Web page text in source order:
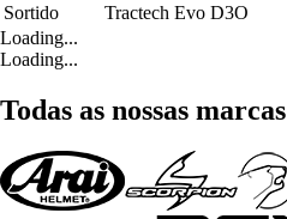
Sortido
Tractech Evo D3O
Loading...
Loading...
Todas as nossas marcas